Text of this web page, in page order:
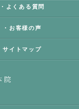
・よくある質問
・お客様の声
サイトマップ